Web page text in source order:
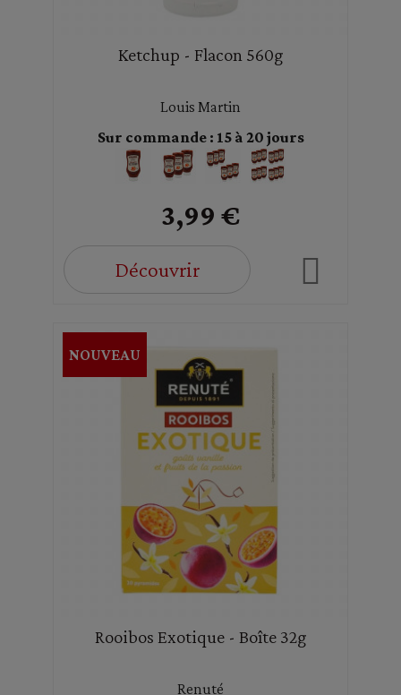
Ketchup - Flacon 560g
Louis Martin
Sur commande : 15 à 20 jours
3,99 €
Découvrir
Rooibos Exotique - Boîte 32g
Renuté
NOUVEAU